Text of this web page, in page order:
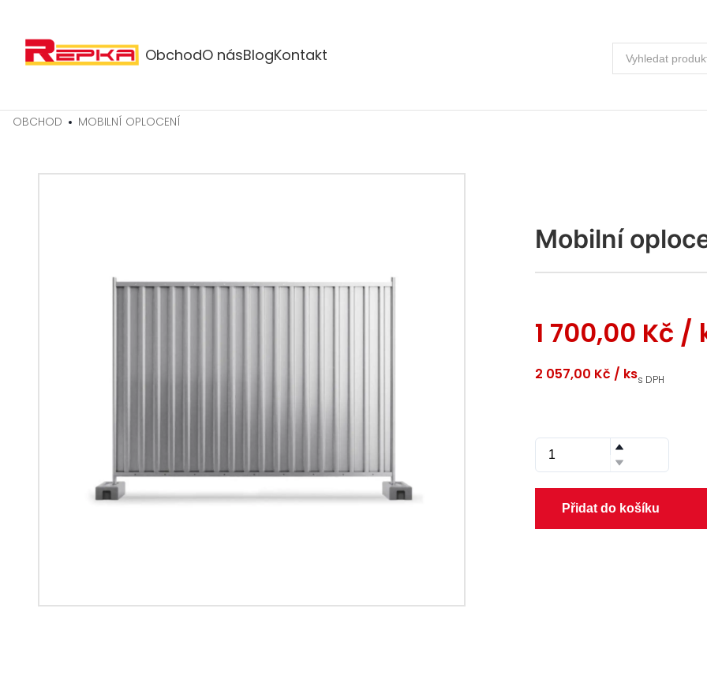
ObchodO násBlogKontakt
OBCHOD MOBILNÍ OPLOCENÍ
Mobilní
1 700,00 Kč /
2 057,00 Kč / kss DPH
Přidat do košíku